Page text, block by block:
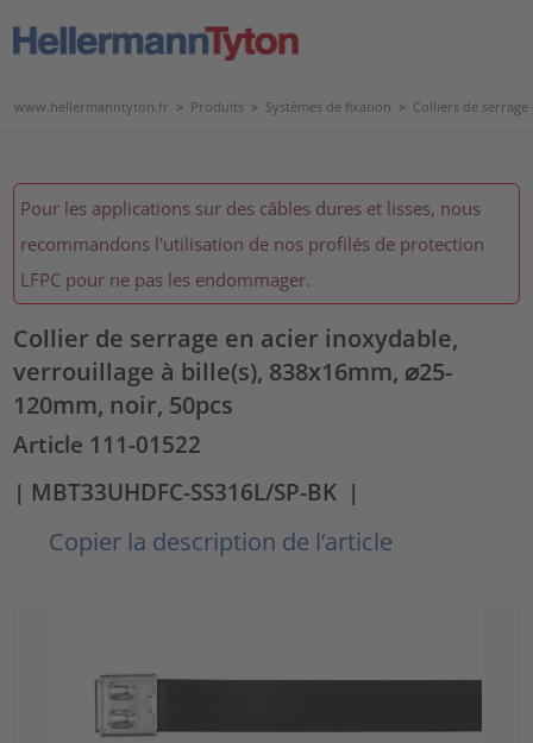
www.hellermanntyton.fr > Produits > Systèmes de fixation > Colliers de
Pour les applications sur des câbles dures et lisses, nous
recommandons l'utilisation de nos profilés de protection
LFPC pour ne pas les endommager.
Collier de serrage en acier inoxydable,
verrouillage à bille(s), 838x16mm, ⌀25-
120mm, noir, 50pcs
Article 111-01522
| MBT33UHDFC-SS316L/SP-BK |
Copier la description de l’article